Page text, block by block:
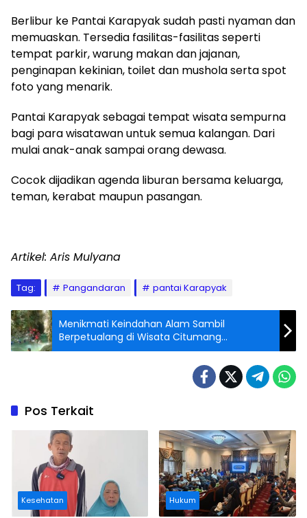
Berlibur ke Pantai Karapyak sudah pasti nyaman dan
memuaskan. Tersedia fasilitas-fasilitas seperti
tempat parkir, warung makan dan jajanan,
penginapan kekinian, toilet dan mushola serta spot
foto yang menarik.
Pantai Karapyak sebagai tempat wisata sempurna
bagi para wisatawan untuk semua kalangan. Dari
mulai anak-anak sampai orang dewasa.
Cocok dijadikan agenda liburan bersama keluarga,
teman, kerabat maupun pasangan.
Artikel: Aris Mulyana
Tag: Pangandaran pantai Karapyak
Menikmati Keindahan Alam Sambil
Berpetualang di Wisata Citumang
Pangandaran
Pos Terkait
Kesehatan Hukum